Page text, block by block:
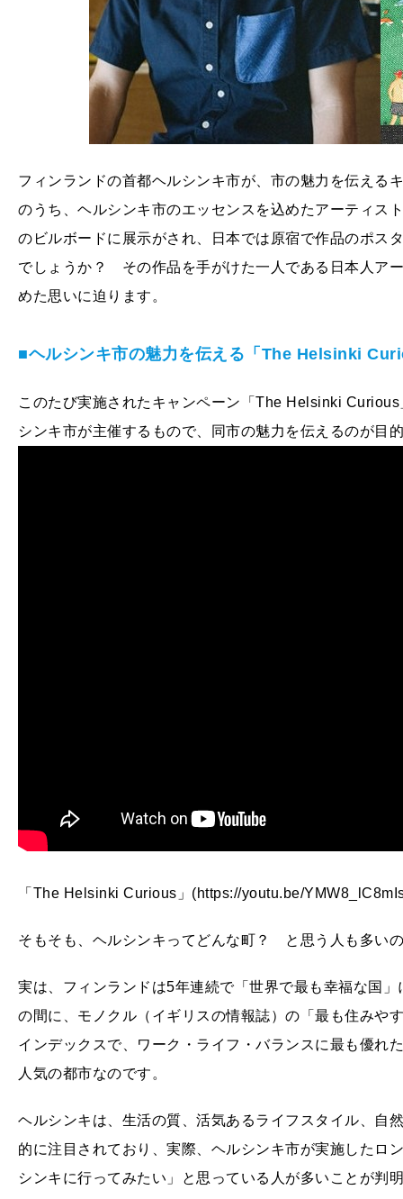
フィンランドの首都ヘルシンキ市が、市の魅力を伝え
のうち、ヘルシンキ市のエッセンスを込めたアーティス
のビルボードに展示がされ、日本では原宿で作品のポス
でしょうか？ その作品を手がけた一人である日本人ア
めた思いに迫ります。
■ヘルシンキ市の魅力を伝える「The Helsinki
このたび実施されたキャンペーン「The Helsinki
シンキ市が主催するもので、同市の魅力を伝えるのが目
「The Helsinki Curious」(https://youtu.be/
そもそも、ヘルシンキってどんな町？ と思う人も多い
実は、フィンランドは5年連続で「世界で最も幸福な国
の間に、モノクル（イギリスの情報誌）の「最も住みや
インデックスで、ワーク・ライフ・バランスに最も優れ
人気の都市なのです。
ヘルシンキは、生活の質、活気あるライフスタイル、自
的に注目されており、実際、ヘルシンキ市が実施したロ
シンキに行ってみたい」と思っている人が多いことが判